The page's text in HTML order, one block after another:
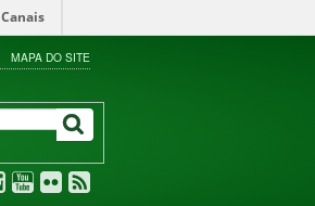
Canais
MAPA DO SITE